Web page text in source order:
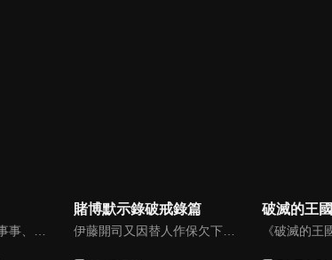
賭博默示錄破戒錄篇
伊藤開司又因替人作保欠下巨債，被帝愛集團送入地下王國，在「地下骰子」中被班長大槻設計陷害，輸到只剩微薄薪水成為「45組」；開司發現大槻作弊後集結眾人反擊，企圖贏回巨額利卡！並在得知地下有更可怕的「欲望之沼」後，為了拯救45組而決定挑戰一條店長，開司最終在「雙重傾斜」一決勝負！究竟開司能不能救出同伴並反擊帝愛集團呢！？
破滅的王國